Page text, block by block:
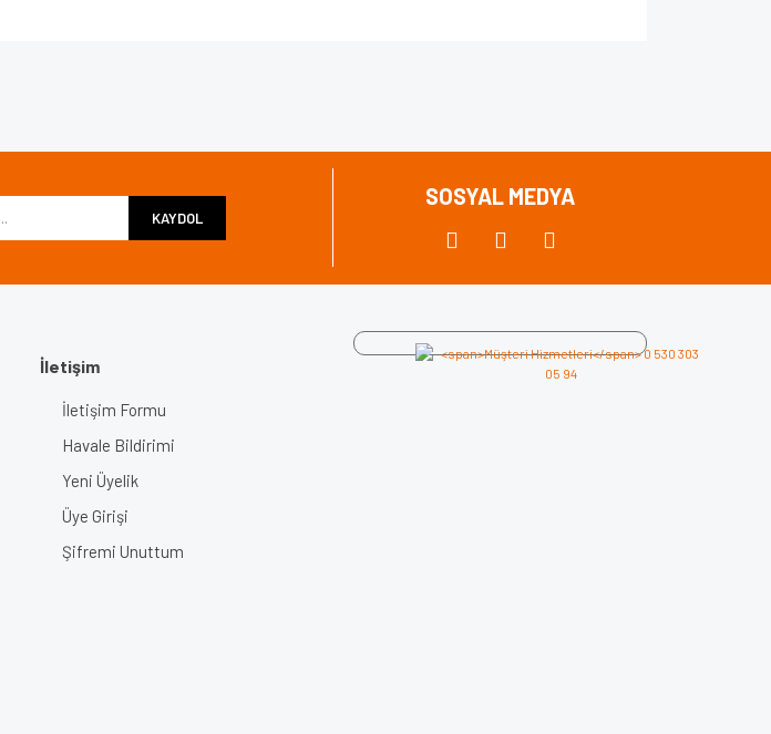
KAYDOL
SOSYAL MEDYA
İletişim
İletişim Formu
Havale Bildirimi
Yeni Üyelik
Üye Girişi
Şifremi Unuttum